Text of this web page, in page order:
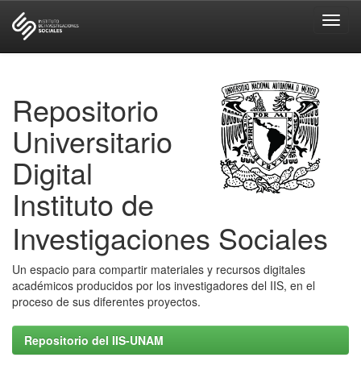
Repositorio
Universitario
Digital
Instituto de
Investigaciones Sociales
Un espacio para compartir materiales y recursos digitales
académicos producidos por los investigadores del IIS, en el
proceso de sus diferentes proyectos.
Repositorio del IIS-UNAM